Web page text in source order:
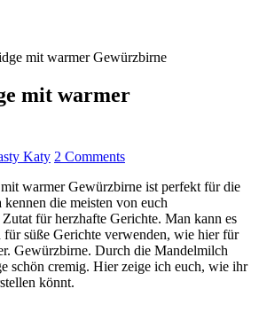
mit warmer Gewürzbirne
mit warmer
Katy 2 Comments
warmer Gewürzbirne ist perfekt für die
die meisten von euch
für herzhafte Gerichte. Man kann es
für süße Gerichte verwenden, wie hier für
Gewürzbirne. Durch die Mandelmilch
schön cremig. Hier zeige ich euch, wie ihr
könnt.